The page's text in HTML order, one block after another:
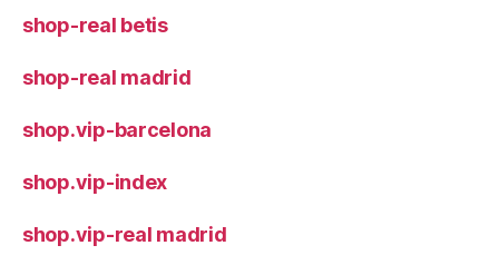
shop-real betis
shop-real madrid
shop.vip-barcelona
shop.vip-index
shop.vip-real madrid